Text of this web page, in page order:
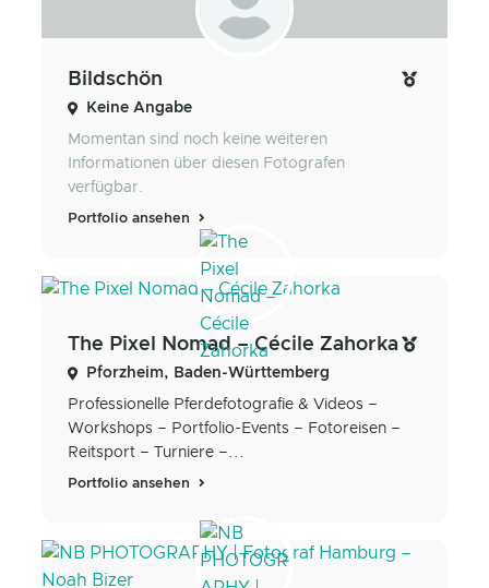
Bildschön
Keine Angabe
Momentan sind noch keine weiteren
Informationen über diesen Fotografen
verfügbar.
Portfolio ansehen
The Pixel Nomad – Cécile Zahorka
Pforzheim, Baden-Württemberg
Professionelle Pferdefotografie & Videos –
Workshops – Portfolio-Events – Fotoreisen –
Reitsport – Turniere –...
Portfolio ansehen